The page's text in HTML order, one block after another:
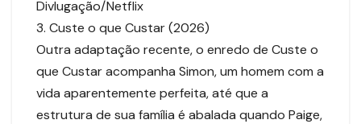
Divlugação/Netflix
3. Custe o que Custar (2026)
Outra adaptação recente, o enredo de Custe o
que Custar acompanha Simon, um homem com a
vida aparentemente perfeita, até que a
estrutura de sua família é abalada quando Paige,